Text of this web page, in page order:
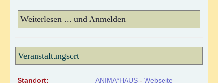
Weiterlesen ... und Anmelden!
Veranstaltungsort
Standort: ANIMA*HAUS - Webseite